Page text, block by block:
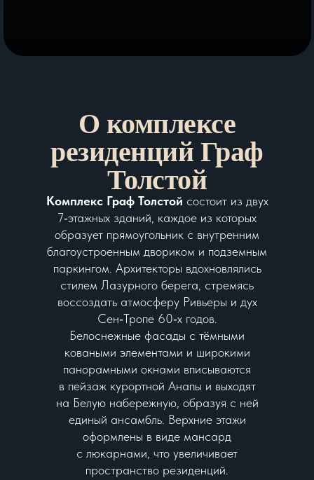
О комплексе
резиденций Граф
Толстой
Комплекс Граф Толстой состоит из двух
7‑этажных зданий, каждое из которых
образует прямоугольник с внутренним
благоустроенным двориком и подземным
паркингом. Архитекторы вдохновлялись
стилем Лазурного берега, стремясь
воссоздать атмосферу Ривьеры и дух
Сен‑Тропе 60‑х годов.
Белоснежные фасады с тёмными
коваными элементами и широкими
панорамными окнами вписываются
в пейзаж курортной Анапы и выходят
на Белую набережную, образуя с ней
единый ансамбль. Верхние этажи
оформлены в виде мансард
с люкарнами, что увеличивает
пространство резиденций.